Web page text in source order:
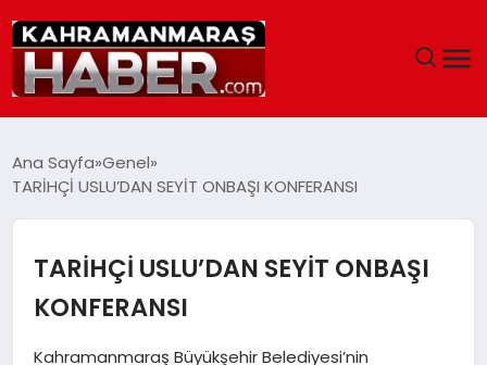
SIYASET
EĞITIM
EKONOMI
Ana Sayfa Genel
TARİHÇİ USLU’DAN SEYİT ONBAŞI KONFERANSI
TARİHÇİ USLU’DAN SEYİT ONBAŞI
KONFERANSI
Kahramanmaraş Büyükşehir Belediyesi’nin